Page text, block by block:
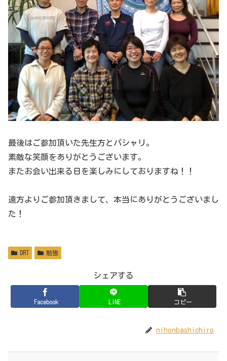
最後はご参加頂いた先生方とパシャリ。
素敵な笑顔をありがとうございます。
またお会い出来る日を楽しみにしておりますね！！
遠方よりご参加頂きまして、本当にありがとうございまし
た！
DRT 勉強
シェアする
Facebook LINE コピー
nihonbashichiro